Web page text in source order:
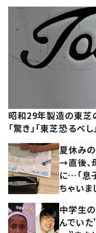
昭和29年製造の東芝
「驚き」「東芝恐るべし」
夏休み
→直後、
に…「息
ちゃいま
中学生
んでい